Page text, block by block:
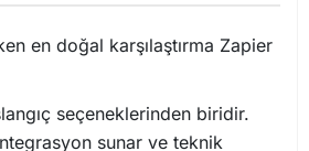
en doğal karşılaştırma Zapier
seçeneklerinden biridir.
sunar ve teknik